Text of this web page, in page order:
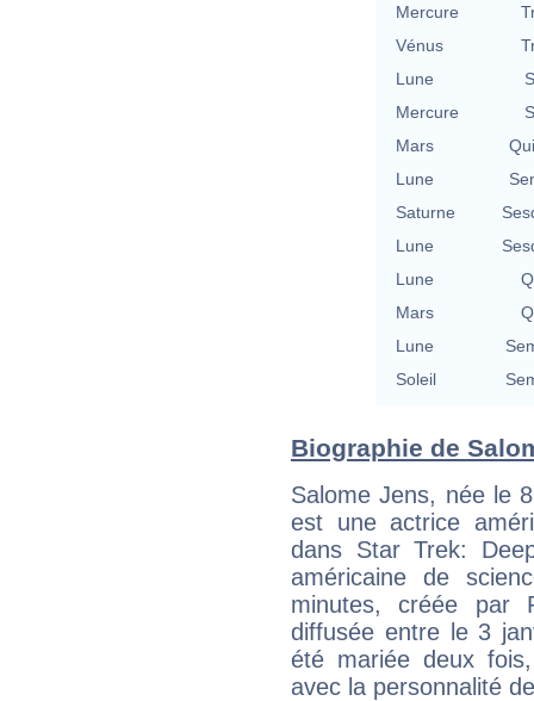
Mercure
Vénus
Lune
Mercure
Mars
Lune
Saturne
Lune
Lune
Mars
Lune
Soleil
Biographie de
Salome Jens, née le
est une actrice
dans Star Trek:
américaine de
minutes, créée par
diffusée entre le 3
été mariée deux
avec la personnalité